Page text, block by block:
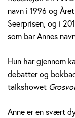
d
navn i 1996 og
Seerprisen, og i
som bar Annes
Hun har gjennom
debatter og
talkshowet
Anne er en svært